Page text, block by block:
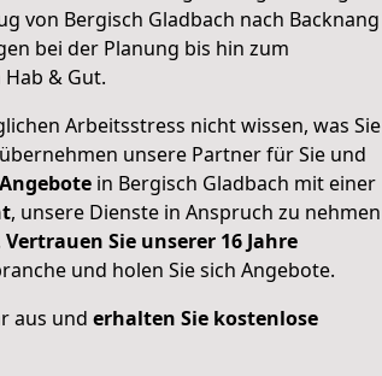
von Bergisch Gladbach nach Backnang
bei der Planung bis hin zum
& Gut.
Arbeitsstress nicht wissen, was Sie
unsere Partner für Sie und
in Bergisch Gladbach mit einer
, unsere Dienste in Anspruch zu nehmen
Vertrauen Sie unserer 16 Jahre
und holen Sie sich Angebote.
aus und erhalten Sie kostenlose